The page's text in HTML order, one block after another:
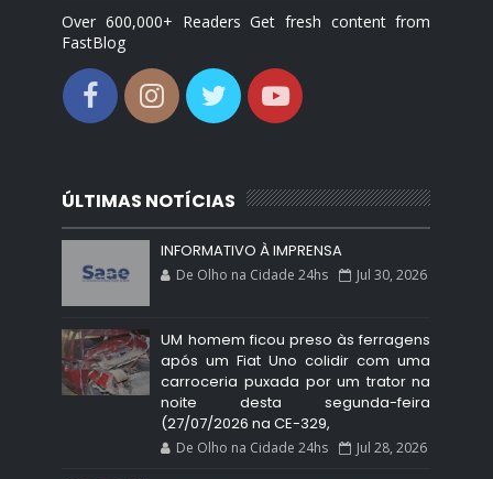
Over 600,000+ Readers Get fresh content from
FastBlog
ÚLTIMAS NOTÍCIAS
INFORMATIVO À IMPRENSA
De Olho na Cidade 24hs Jul 30, 2026
UM homem ficou preso às ferragens
após um Fiat Uno colidir com uma
carroceria puxada por um trator na
noite desta segunda-feira
(27/07/2026 na CE-329,
De Olho na Cidade 24hs Jul 28, 2026